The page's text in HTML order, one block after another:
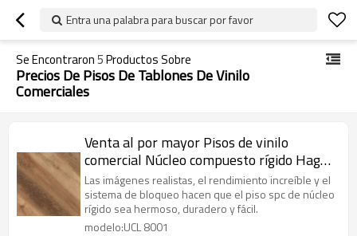
Entra una palabra para buscar por favor
Se Encontraron5Productos Sobre
Precios De Pisos De Tablones De Vinilo
Comerciales
Venta al por mayor Pisos de vinilo
comercial Núcleo compuesto rígido Haga
clic en vinilo 100 Impermeable Clásico
Resistente a la decoloración Resistente a
las manchas UCL 8001
Las imágenes realistas, el rendimiento increíble y el
sistema de bloqueo hacen que el piso spc de núcleo
rígido sea hermoso, duradero y fácil.
modelo:UCL 8001